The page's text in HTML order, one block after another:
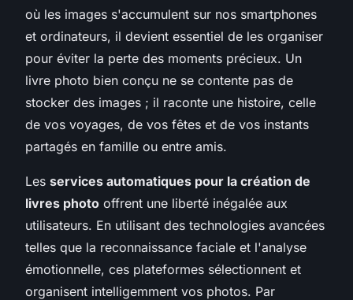
où les images s'accumulent sur nos smartphones
et ordinateurs, il devient essentiel de les organiser
pour éviter la perte des moments précieux. Un
livre photo bien conçu ne se contente pas de
stocker des images ; il raconte une histoire, celle
de vos voyages, de vos fêtes et de vos instants
partagés en famille ou entre amis.
Les services automatiques pour la création de
livres photo offrent une liberté inégalée aux
utilisateurs. En utilisant des technologies avancées
telles que la reconnaissance faciale et l'analyse
émotionnelle, ces plateformes sélectionnent et
organisent intelligemment vos photos. Par